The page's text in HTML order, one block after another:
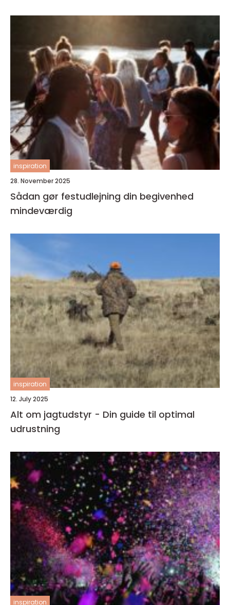
inspiration
28. November 2025
Sådan gør festudlejning din begivenhed
mindeværdig
inspiration
12. July 2025
Alt om jagtudstyr - Din guide til optimal
udrustning
inspiration